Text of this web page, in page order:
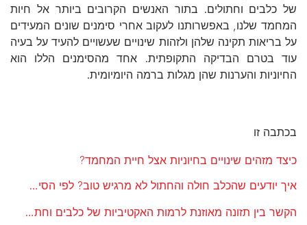
של כלבים וחתולים. בתור האנשים הקרובים ביותר אל חיות
המחמד שלנו, באפשרותנו לעקוב אחרי סימנים שונים המעידים
על בריאות תקינה שלהן ולזהות שינויים שעשויים להעיד על בעיה
עוד בטרם הבדיקה התקופתית. אחד מהסימנים הללו הוא
החיוניות והערנות שהן מגלות ברמה היומיומית.
בכתבה זו
כיצד מזהים שינויים בחיוניות אצל חיית המחמד?
איך יודעים שהכלב חולה והחתול לא מרגיש טוב? לפי הסימנים הבאים:
הקשר בין תזונה מאוזנת לרמות האקטיביות של כלבים וחתולים